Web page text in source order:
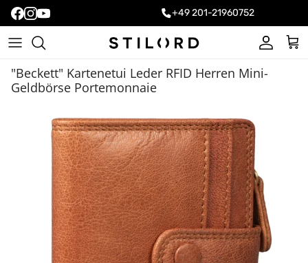
+49 201-21960752
Konto
"Beckett" Kartenetui Leder RFID Herren Mini-
Geldbörse Portemonnaie